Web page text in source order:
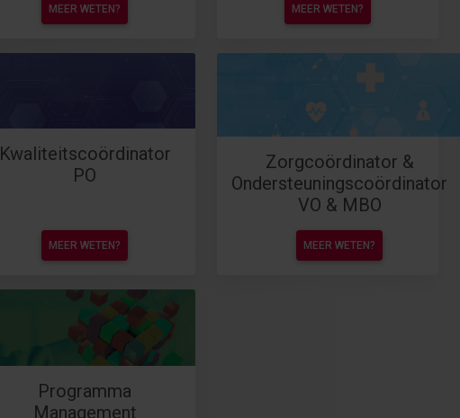
MEER WETEN? MEER WETEN?
Kwaliteitscoördinator
PO
MEER WETEN?
Zorgcoördinator &
Ondersteuningscoördinator
VO & MBO
MEER WETEN?
Programma
Management